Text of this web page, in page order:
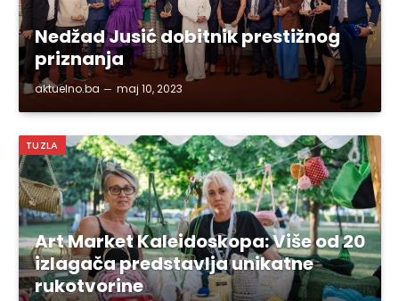
Nedžad Jusić dobitnik prestižnog
priznanja
aktuelno.ba maj 10, 2023
TUZLA
Art Market Kaleidoskopa: Više od 20
izlagača predstavlja unikatne
rukotvorine